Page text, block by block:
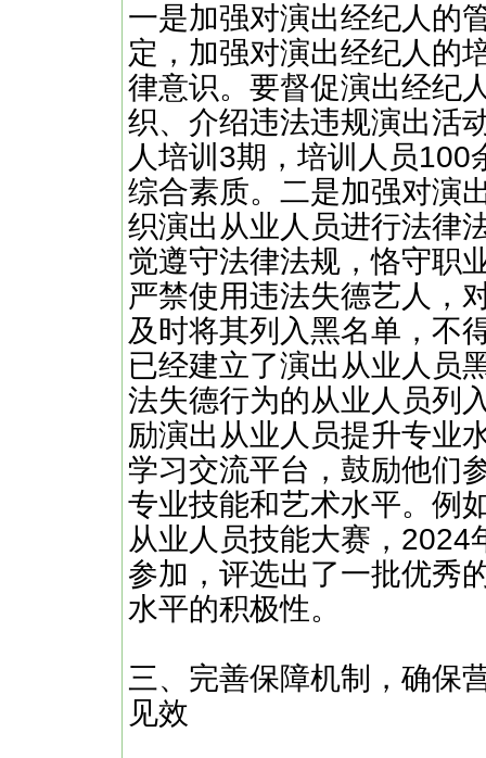
一是加强对演出经纪人的
定，加强对演出经纪人的
律意识。要督促演出经纪
织、介绍违法违规演出活
人培训3期，培训人员
综合素质。二是加强对演
织演出从业人员进行法律
觉遵守法律法规，恪守职
严禁使用违法失德艺人，
及时将其列入黑名单，不
已经建立了演出从业人员
法失德行为的从业人员列
励演出从业人员提升专业
学习交流平台，鼓励他们
专业技能和艺术水平。例
从业人员技能大赛，
参加，评选出了一批优秀
水平的积极性。
三、完善保障机制，确保
见效